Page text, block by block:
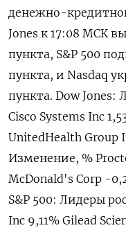
денежно-
Jones к 17:08 МСК
пункта, S&P 500
пункта, и Nasdaq
пункта. Dow
Cisco Systems Inc
UnitedHealth Group
Изменение, %
McDonald's Corp -
S&P 500: Лидеры
Inc 9,11% Gilead